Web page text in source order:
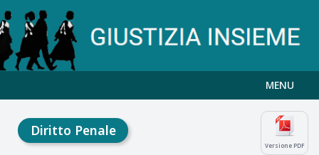
MENU
Versione PDF
Diritto Penale